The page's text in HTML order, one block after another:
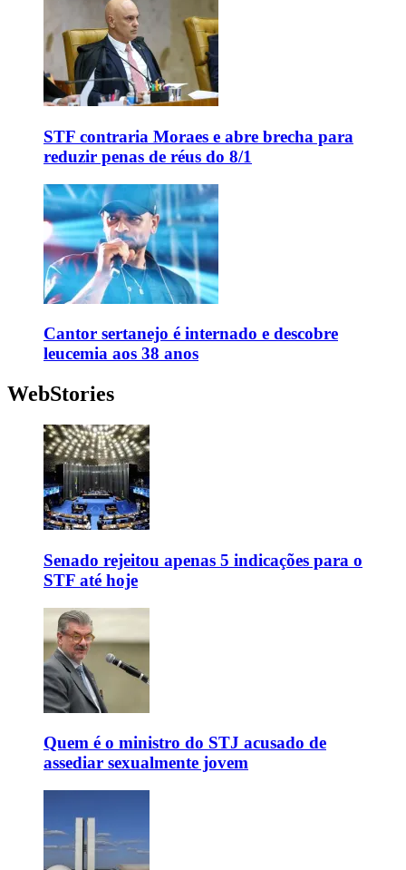
STF contraria Moraes e abre brecha para
reduzir penas de réus do 8/1
Cantor sertanejo é internado e descobre
leucemia aos 38 anos
WebStories
Senado rejeitou apenas 5 indicações para o
STF até hoje
Quem é o ministro do STJ acusado de
assediar sexualmente jovem